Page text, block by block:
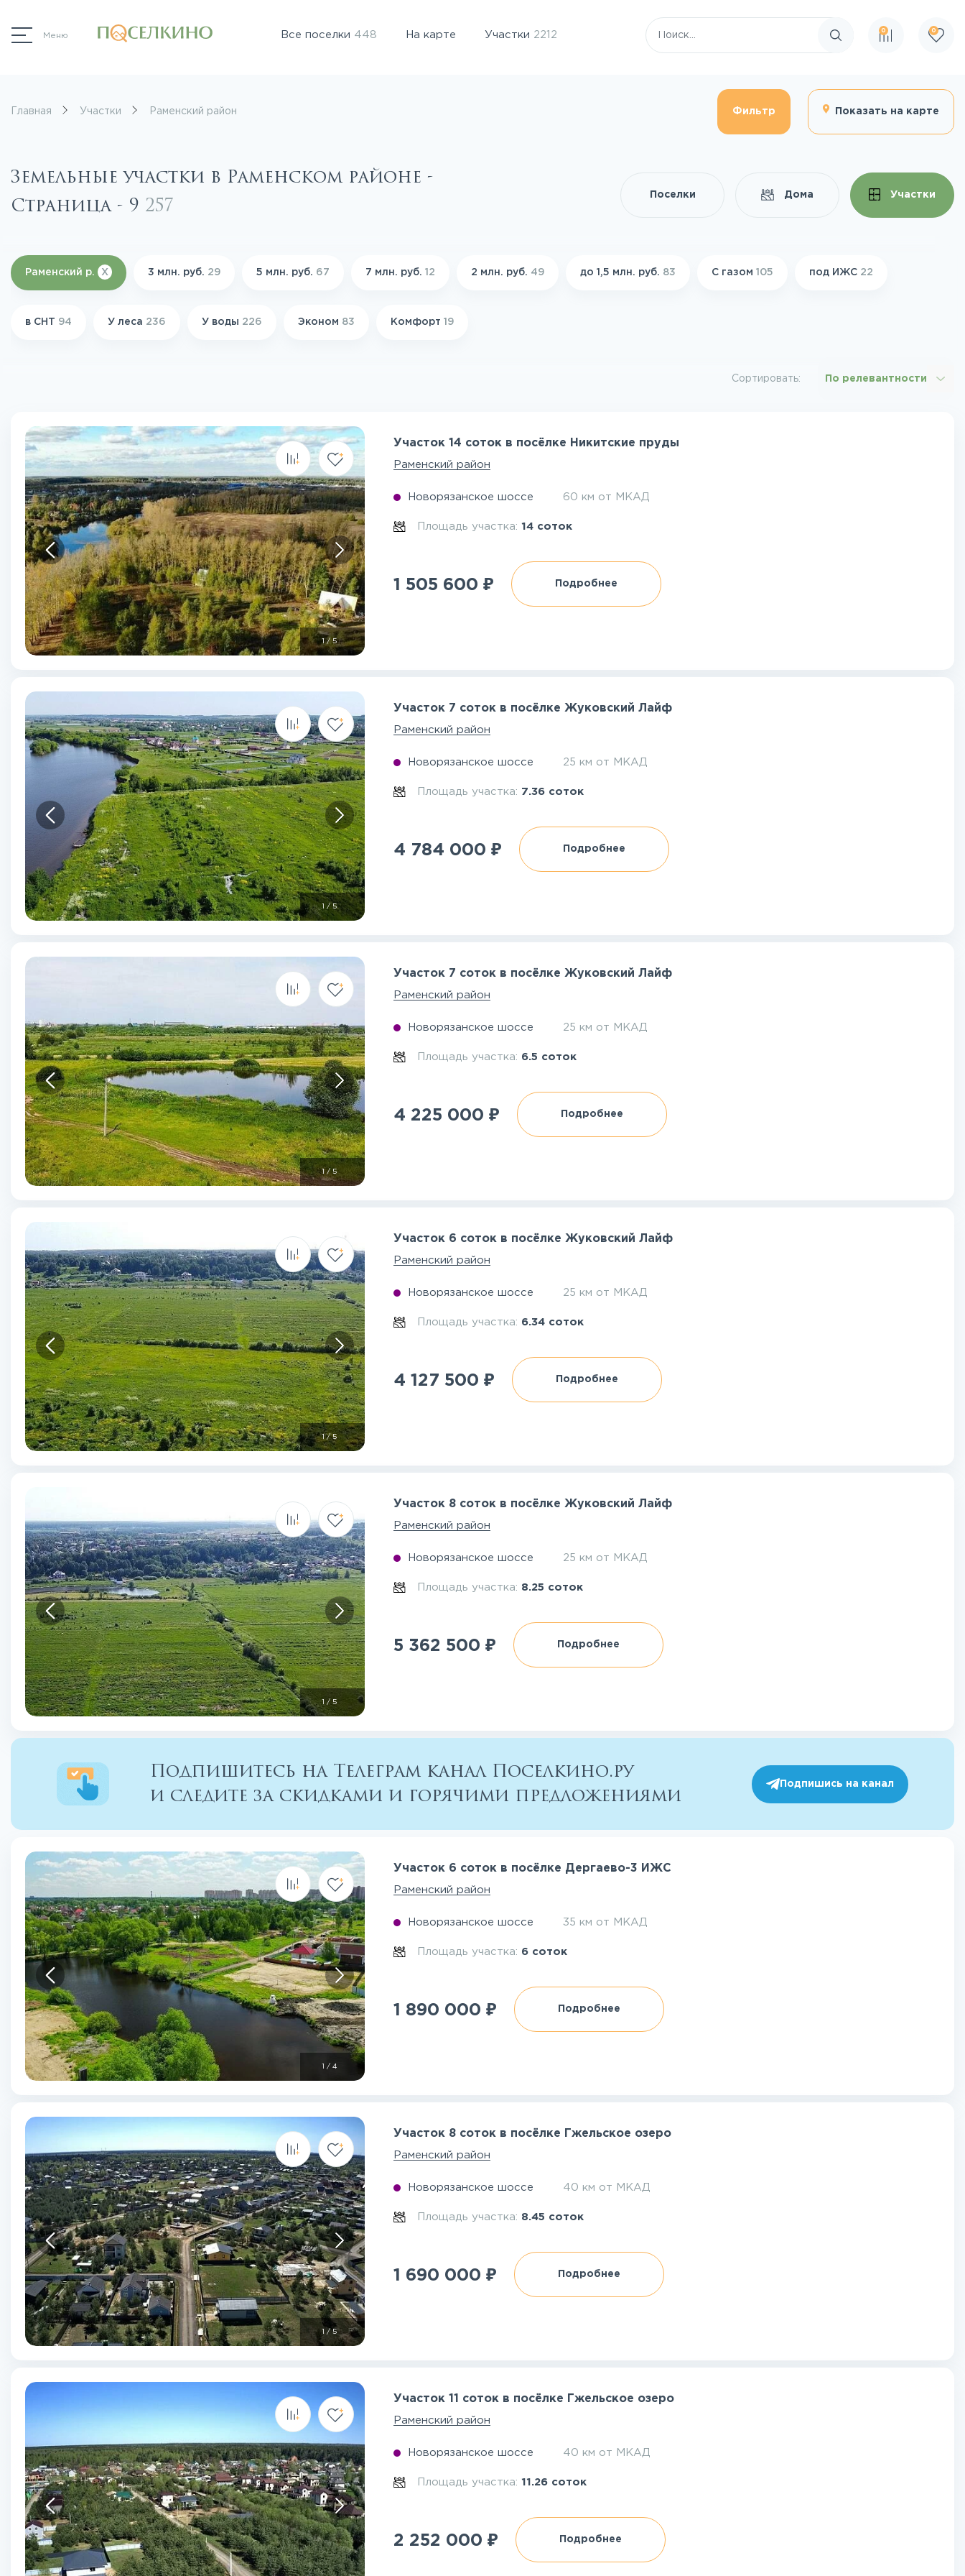
Меню Все поселки 448 На карте Участки 2212
Поиск по сайту
0 0
Главная Участки Раменский район Фильтр Показать на карте
Земельные участки в Раменском районе -
Страница - 9 257 Поселки Дома Участки
Раменский р. X 3 млн. руб. 29 5 млн. руб. 67 7 млн. руб. 12 2 млн. руб. 49 до 1,5 млн. руб. 83 С газом 105 под ИЖС 22
в СНТ 94 У леса 236 У воды 226 Эконом 83 Комфорт 19
Сортировать: По релевантности
1/5
Участок 14 соток в посёлке Никитские пруды
Раменский район
Новорязанское шоссе 60 км от МКАД
Площадь участка:14 соток
1 505 600 ₽ Подробнее
/5
Участок 7 соток в посёлке Жуковский Лайф
Раменский район
Новорязанское шоссе 25 км от МКАД
Площадь участка: 7.36 соток
4 784 000 ₽ Подробнее
1 /5
Участок 7 соток в посёлке Жуковский Лайф
Раменский район
Новорязанское шоссе 25 км от МКАД
Площадь участка: 6.5 соток
4 225 000 ₽ Подробнее
1/5
Участок 6 соток в посёлке Жуковский Лайф
Раменский район
Новорязанское шоссе 25 км от МКАД
Площадь участка: 6.34 соток
4 127 500 ₽ Подробнее
/5
Участок 8 соток в посёлке Жуковский Лайф
Раменский район
Новорязанское шоссе 25 км от МКАД
Площадь участка: 8.25 соток
5 362 500 ₽ Подробнее
Подпишитесь на Телеграм канал Поселкино.ру
и следите за скидками и горячими предложениями
Подпишись на канал
/4
Участок 6 соток в посёлке Дергаево-3 ИЖС
Раменский район
Новорязанское шоссе 35 км от МКАД
Площадь участка: 6 соток
1 890 000 ₽ Подробнее
/5
Участок 8 соток в посёлке Гжельское озеро
Раменский район
Новорязанское шоссе 40 км от МКАД
Площадь участка: 8.45 соток
1 690 000 ₽ Подробнее
Участок 11 соток в посёлке Гжельское озеро
Раменский район
Новорязанское шоссе 40 км от МКАД
Площадь участка:11.26 соток
2 252 000 ₽ Подробнее